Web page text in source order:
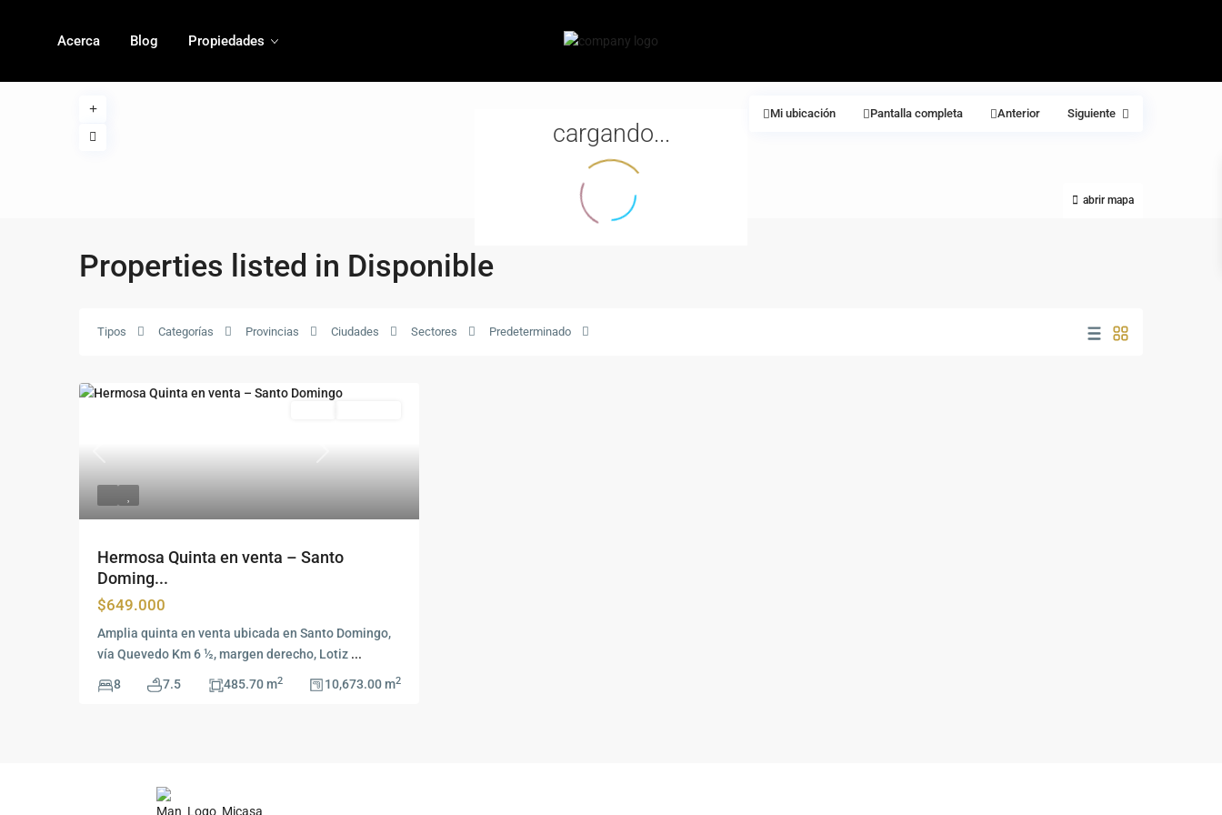
Acerca Blog Propiedades
cargando...
abrir mapa
Mi ubicación Pantalla completa Anterior Siguiente
Properties listed in Disponible
Tipos Categorías Provincias Ciudades Sectores Predeterminado
Previous Siguiente
Hermosa Quinta en venta – Santo
Doming...
$649.000
Amplia quinta en venta ubicada en Santo Domingo,
vía Quevedo Km 6 ½, margen derecho, Lotiz ...
8 7.5 485.70 m2 10,673.00 m2